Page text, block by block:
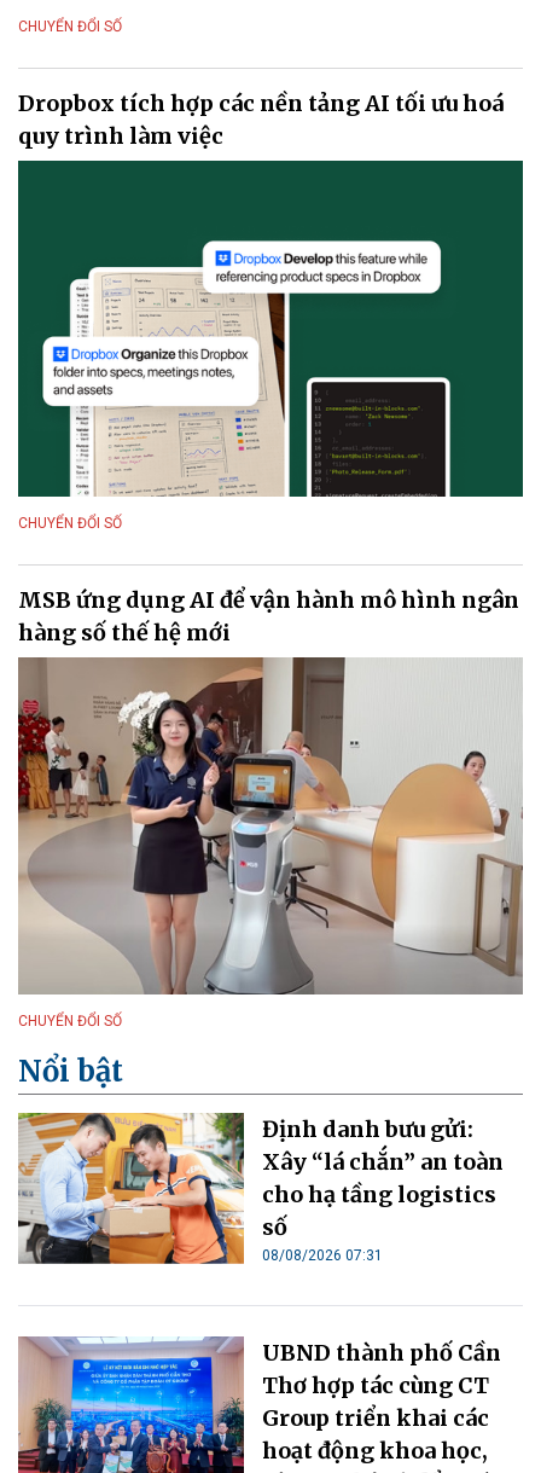
CHUYỂN ĐỔI SỐ
Dropbox tích hợp các nền tảng AI tối ưu hoá
quy trình làm việc
CHUYỂN ĐỔI SỐ
MSB ứng dụng AI để vận hành mô hình ngân
hàng số thế hệ mới
CHUYỂN ĐỔI SỐ
Nổi bật
Định danh bưu gửi:
Xây “lá chắn” an toàn
cho hạ tầng logistics
số
08/08/2026 07:31
UBND thành phố Cần
Thơ hợp tác cùng CT
Group triển khai các
hoạt động khoa học,